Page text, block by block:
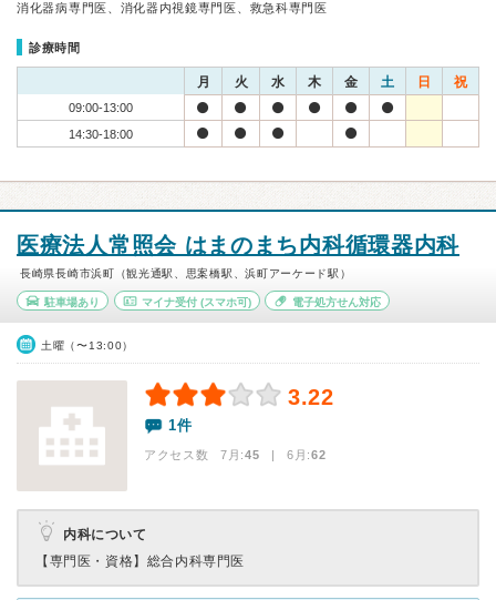
消化器病専門医、消化器内視鏡専門医、救急科専門医
診療時間
月 火 水 木 金 土 日 祝
09:00-13:00
14:30-18:00
医療法人常照会 はまのまち内科循環器内科
長崎県長崎市浜町（観光通駅、思案橋駅、浜町アーケード駅）
駐車場あり マイナ受付(スマホ可) 電子処方せん対応
土曜（〜13:00）
3.22
1件
アクセス数 7月:45 | 6月:62
内科について
【専門医・資格】 総合内科専門医